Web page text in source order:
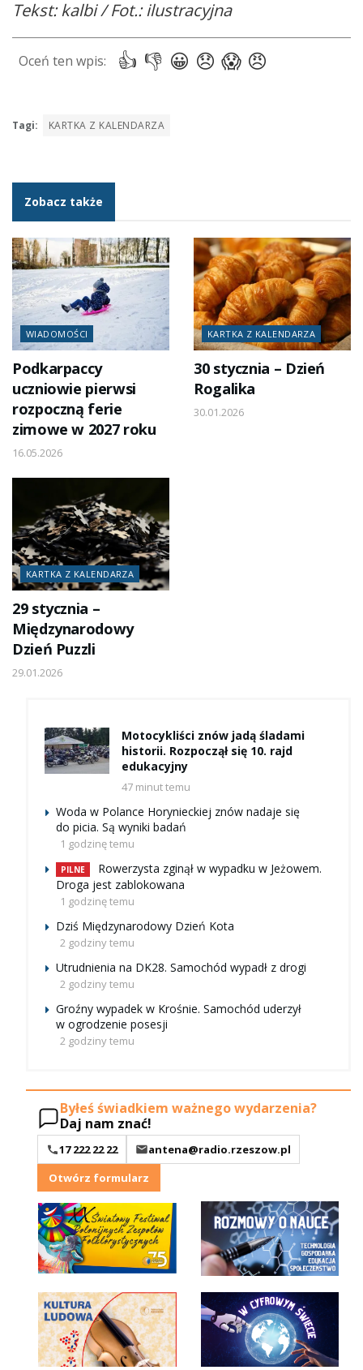
Tekst: kalbi / Fot.: ilustracyjna
Tagi: KARTKA Z KALENDARZA
Zobacz także
WIADOMOŚCI
Podkarpaccy
uczniowie pierwsi
rozpoczną ferie
zimowe w 2027 roku
16.05.2026
KARTKA Z KALENDARZA
30 stycznia – Dzień
Rogalika
30.01.2026
KARTKA Z KALENDARZA
29 stycznia –
Międzynarodowy
Dzień Puzzli
29.01.2026
Motocykliści znów jadą śladami
historii. Rozpoczął się 10. rajd
edukacyjny
47 minut temu
Woda w Polance Horynieckiej znów nadaje się
do picia. Są wyniki badań
1 godzinę temu
PILNE
Rowerzysta zginął w wypadku w Jeżowem.
Droga jest zablokowana
1 godzinę temu
Dziś Międzynarodowy Dzień Kota
2 godziny temu
Utrudnienia na DK28. Samochód wypadł z drogi
2 godziny temu
Groźny wypadek w Krośnie. Samochód uderzył
w ogrodzenie posesji
2 godziny temu
Byłeś świadkiem ważnego wydarzenia?
Daj nam znać!
17 222 22 22
antena@radio.rzeszow.pl
Otwórz formularz